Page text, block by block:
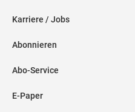
Karriere / Jobs
Abonnieren
Abo-Service
E-Paper